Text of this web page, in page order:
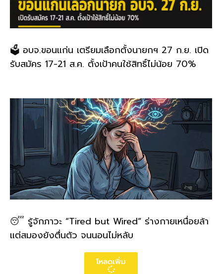
🗳️ อบจ.ขอนแก่น เตรียมเลือกตั้งนายกฯ 27 ก.ย. เปิด
รับสมัคร 17-21 ส.ค. ตั้งเป้าคนใช้สิทธิ์ไม่น้อย 70%
😴 รู้จักภาวะ “Tired but Wired” ร่างกายเหนื่อยล้า
แต่สมองยังตื่นตัว จนนอนไม่หลับ
โหลดเพิ่ม